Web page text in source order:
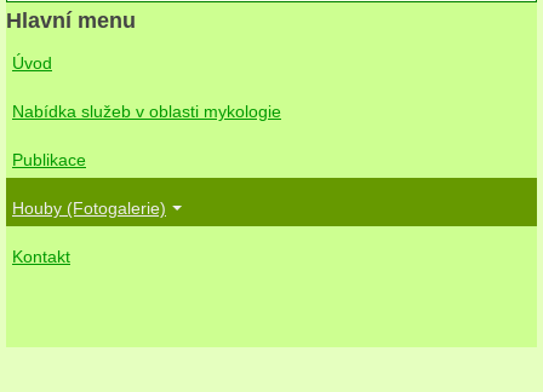
Perithecia stromatická
Perithecia nestromatická
Rosoly
Kornacovité
Choroše
Hlavní menu
Úvod
Nabídka služeb v oblasti mykologie
Publikace
Houby (Fotogalerie)
Kontakt